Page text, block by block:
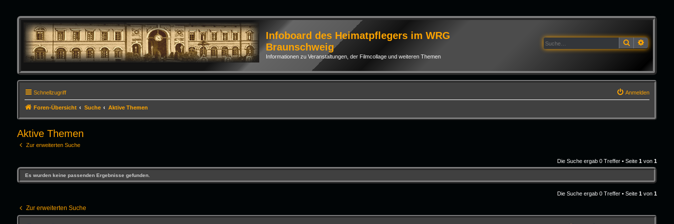
Infoboard des Heimatpflegers im WRG
Braunschweig
Informationen zu Veranstaltungen, der Filmcollage und weiteren Themen
Suche
Schnellzugriff Anmelden
Foren-Übersicht Suche Aktive Themen
Aktive Themen
Zur erweiterten Suche
Die Suche ergab 0 Treffer • Seite1 von1
Es wurden keine passenden Ergebnisse gefunden.
Die Suche ergab 0 Treffer • Seite1 von1
Zur erweiterten Suche